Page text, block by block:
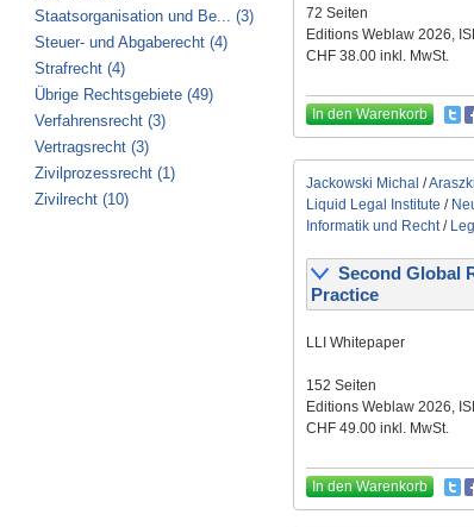
Staatsorganisation und Be... (3)
Steuer- und Abgaberecht (4)
Strafrecht (4)
Übrige Rechtsgebiete (49)
Verfahrensrecht (3)
Vertragsrecht (3)
Zivilprozessrecht (1)
Zivilrecht (10)
72 Seiten
Editions Weblaw 2026,
CHF 38.00 inkl. MwSt.
In den Warenkorb
Jackowski Michal /
Liquid Legal Institute /
Informatik und Recht/
Second Global
Practice
LLI Whitepaper
152 Seiten
Editions Weblaw 2026,
CHF 49.00 inkl. MwSt.
In den Warenkorb